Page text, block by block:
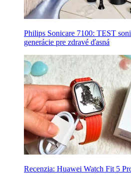
Philips Sonicare 7100: TEST
generácie pre zdravé ďasná
Recenzia: Huawei Watch Fit 5